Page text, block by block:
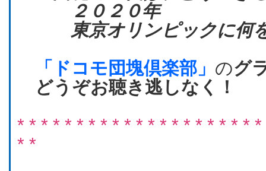
２０２０年
東京オリンピックに何を
「ドコモ団塊倶楽部」 のグ
どうぞお聴き逃しなく！
* * * * * * * * * * * * * * * * * * * *
* *